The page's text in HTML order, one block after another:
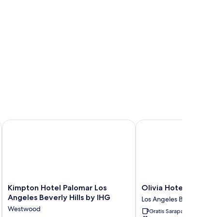
Kimpton
Hotel
Palomar
Los
Kimpton Hotel Palomar Los
Angeles Beverly Hills by IHG
Westwood
Kimpton Hotel Palomar Los Angeles Beverly Hills by IHG
Olivia
Hotel
Los
Angeles
Olivia Hotel
Los Angeles Barat
Gratis Sarapan
Olivia Hotel